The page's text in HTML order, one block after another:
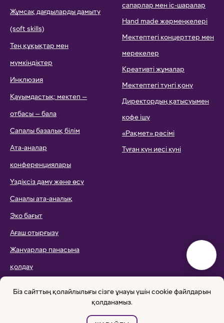
Біз сайттың қолайлылығы сізге ұнауы үшін cookie файлдарын
қолданамыз.
Жұмсақ дағдыларды дамыту
(soft skills)
Тең құқықтар мен
мүмкіндіктер
Инклюзия
Қауымдастық: мектеп —
отбасы — бала
Сапалы базалық білім
Ата-аналар
конференциялары
Үздіксіз даму және өсу
Саналы ата-аналық
Эко бағыт
Ағаш отырғызу
Жануарлар панасына
қолдау
сапарлар мен іс-шаралар
Hand made жәрмеңкелері
Мектептегі концерттер мен
мерекелер
Креативті жұмалар
Мектептегі түнгі қону
Директордың қатысуымен
кофе ішу
«Рақмет» рәсімі
Туған күн иесі күні